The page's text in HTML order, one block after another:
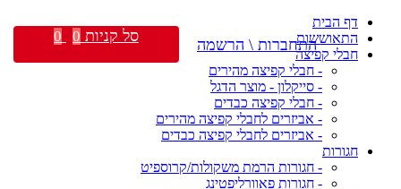
דף הבית
התאוששות
חבלי קפיצה
- חבלי קפיצה מהירים
- סייקלון - מוצר הדגל
- חבלי קפיצה כבדים
- אביזרים לחבלי קפיצה מהירים
- אביזרים לחבלי קפיצה כבדים
חגורות
- חגורות הרמת משקולות/קרוספיט
- חגורות פאוורליפטינג
התחברות \ הרשמה סל קניות 0
0